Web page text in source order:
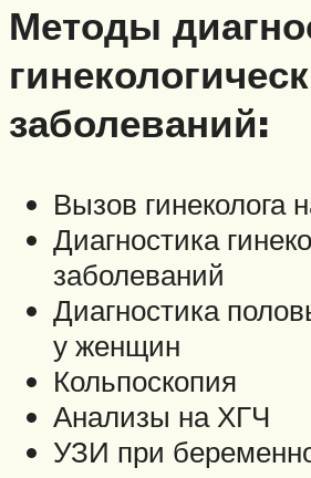
Методы
заболеваний:
Вызов гинеколога
Диагностика
заболеваний
Диагностика
у женщин
Кольпоскопия
Анализы на ХГЧ
УЗИ при